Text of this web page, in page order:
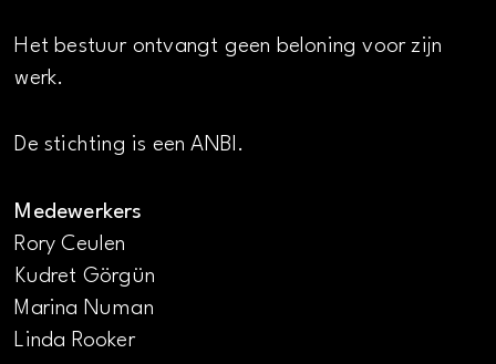
Het bestuur ontvangt geen beloning voor zijn
werk.
De stichting is een ANBI.
Medewerkers
Rory Ceulen
Kudret Görgün
Marina Numan
Linda Rooker